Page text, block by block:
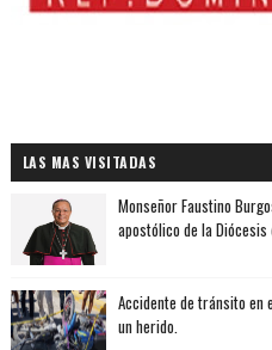
LAS MAS VISITADAS
Monseñor Faustino
apostólico de la Diócesis
Accidente de tránsito en
un herido.